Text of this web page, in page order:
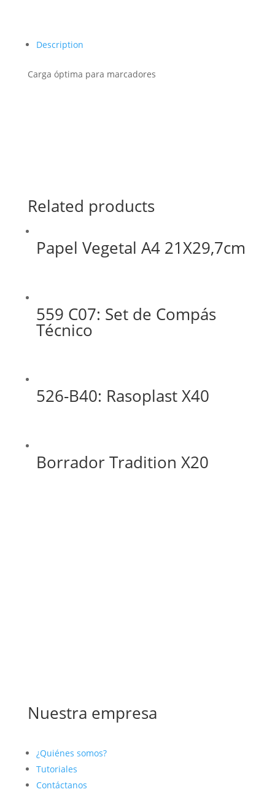
Description
Carga óptima para marcadores
Related products
Papel Vegetal A4 21X29,7cm
559 C07: Set de Compás
Técnico
526-B40: Rasoplast X40
Borrador Tradition X20
Nuestra empresa
¿Quiénes somos?
Tutoriales
Contáctanos